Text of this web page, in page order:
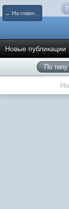
← На главную
Новые публикации
По типу